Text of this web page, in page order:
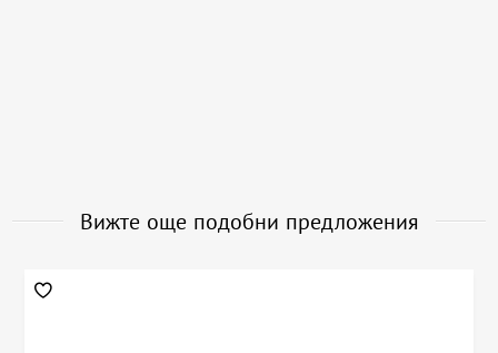
Вижте още подобни предложения